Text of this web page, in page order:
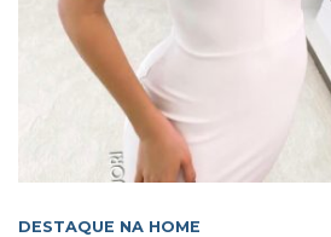
DESTAQUE NA HOME